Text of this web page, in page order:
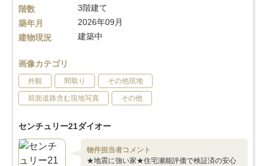
階数
3階建て
築年月
2026年09月
建物現況
建築中
画像カテゴリ
外観 間取り その他現地
前面道路含む現地写真 その他
センチュリー21ダイオー
物件担当者コメント
★地震に強い家★住宅瀬能評価で検証済の安心